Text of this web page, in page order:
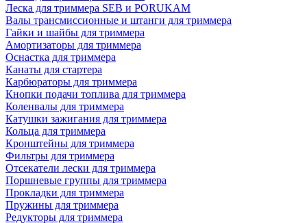
Леска для триммера SEB и PORUKAM
Валы трансмиссионные и штанги для триммера
Гайки и шайбы для триммера
Амортизаторы для триммера
Оснастка для триммера
Канаты для стартера
Карбюраторы для триммера
Кнопки подачи топлива для триммера
Коленвалы для триммера
Катушки зажигания для триммера
Кольца для триммера
Кронштейны для триммера
Фильтры для триммера
Отсекатели лески для триммера
Поршневые группы для триммера
Прокладки для триммера
Пружины для триммера
Редукторы для триммера